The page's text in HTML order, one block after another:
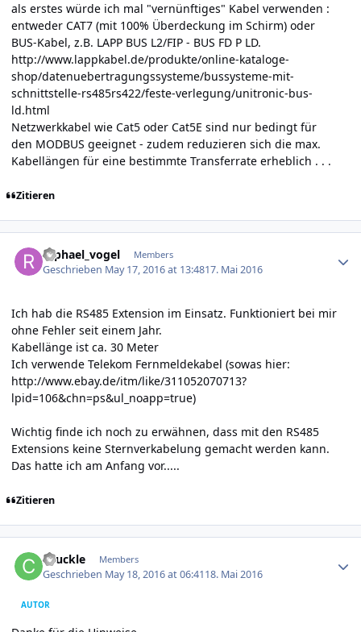
als erstes würde ich mal "vernünftiges" Kabel verwenden :
entweder CAT7 (mit 100% Überdeckung im Schirm) oder
BUS-Kabel, z.B. LAPP BUS L2/FIP - BUS FD P LD.
http://www.lappkabel.de/produkte/online-kataloge-
shop/datenuebertragungssysteme/bussysteme-mit-
schnittstelle-rs485rs422/feste-verlegung/unitronic-bus-
ld.html
Netzwerkkabel wie Cat5 oder Cat5E sind nur bedingt für
den MODBUS geeignet - zudem reduzieren sich die max.
Kabellängen für eine bestimmte Transferrate erheblich . . .
Zitieren
raphael_vogel Members
Geschrieben May 17, 2016 at 13:4817. Mai 2016
Ich hab die RS485 Extension im Einsatz. Funktioniert bei mir
ohne Fehler seit einem Jahr.
Kabellänge ist ca. 30 Meter
Ich verwende Telekom Fernmeldekabel (sowas hier:
http://www.ebay.de/itm/like/311052070713?
lpid=106&chn=ps&ul_noapp=true)
Wichtig finde ich noch zu erwähnen, dass mit den RS485
Extensions keine Sternverkabelung gemacht werden kann.
Das hatte ich am Anfang vor.....
Zitieren
chuckle Members
Geschrieben May 18, 2016 at 06:4118. Mai 2016
AUTOR